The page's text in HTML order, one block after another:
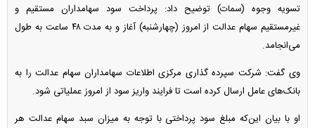
تسویه وجوه (سمات) توضیح داد: پرداخت سود سهامداران مستقیم و
غیرمستقیم سهام عدالت از امروز (چهارشنبه) آغاز و به مدت ۴۸ ساعت به طول
می‌انجامد.
وی گفت: شرکت سپرده گذاری مرکزی اطلاعات سهامداران سهام عدالت را به
بانک‌های عامل ارسال کرده است تا فرایند واریز سود از امروز عملیاتی شود.
او با بیان این‌که مبلغ سود پرداختی با توجه به میزان سبد سهام عدالت هر